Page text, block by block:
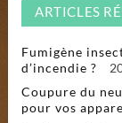
ARTICLES
Fumigène
d’incendie ?
Coupure du
pour vos